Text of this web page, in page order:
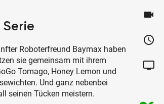
Roboterfreund Baymax haben
sie gemeinsam mit ihrem
Tomago, Honey Lemon und
Und ganz nebenbei
seinen Tücken meistern.
videocam
schedule
tv